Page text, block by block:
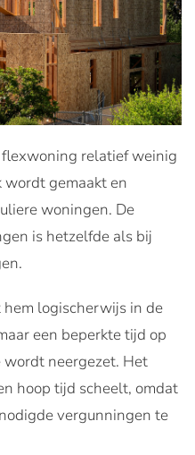
relatief weinig
wordt gemaakt en
woningen. De
is hetzelfde als bij
logischerwijs in de
een beperkte tijd op
neergezet. Het
hoop tijd scheelt, omdat
vergunningen te